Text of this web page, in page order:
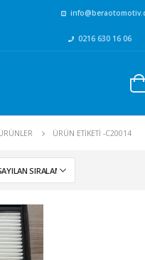
0216 630 16 06
ÜRÜN ETIKETI -C20014